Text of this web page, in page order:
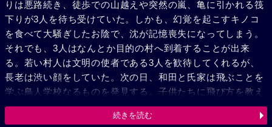
りは悪路続き、徒歩での山越えや突然の嵐、亀に引かれる筏
下りが3人を待ち受けていた。しかも、幻覚を起こすキノコ
を食べて大騒ぎしたお陰で、沈が記憶喪失になってしまう。
それでも、3人はなんとか目的の村へ到着することが出来
る。若い村人は文明の使者である3人を歓待してくれるが、
長老は渋い顔をしていた。次の日、和田と氏家は飛ぶことを
学ぶ鳥人学校なるものを発見する。子供たちに飛び方を教え
ているのは、イギリス人を祖父に持つ美少女・燕。彼女は祖
父の遺言で、鳥人学校を引き継いだのだという。しかし、彼
続きを読む